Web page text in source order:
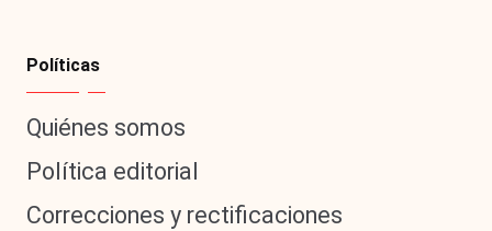
Políticas
Quiénes somos
Política editorial
Correcciones y rectificaciones